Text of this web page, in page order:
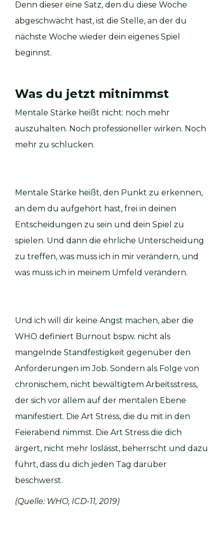
Denn dieser eine Satz, den du diese Woche
abgeschwächt hast, ist die Stelle, an der du
nächste Woche wieder dein eigenes Spiel
beginnst.
Was du jetzt mitnimmst
Mentale Stärke heißt nicht: noch mehr
auszuhalten. Noch professioneller wirken. Noch
mehr zu schlucken.
Mentale Stärke heißt, den Punkt zu erkennen,
an dem du aufgehört hast, frei in deinen
Entscheidungen zu sein und dein Spiel zu
spielen. Und dann die ehrliche Unterscheidung
zu treffen, was muss ich in mir verändern, und
was muss ich in meinem Umfeld verändern.
Und ich will dir keine Angst machen, aber die
WHO definiert Burnout bspw. nicht als
mangelnde Standfestigkeit gegenüber den
Anforderungen im Job. Sondern als Folge von
chronischem, nicht bewältigtem Arbeitsstress,
der sich vor allem auf der mentalen Ebene
manifestiert. Die Art Stress, die du mit in den
Feierabend nimmst. Die Art Stress die dich
ärgert, nicht mehr loslässt, beherrscht und dazu
führt, dass du dich jeden Tag darüber
beschwerst.
(Quelle: WHO, ICD-11, 2019)